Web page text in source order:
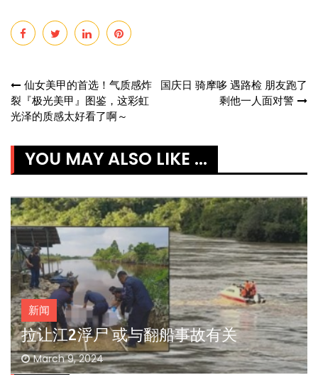
Post
navigation
仙女美甲的首选！气质感炸
裂『极光美甲』图鉴，这彩虹
光泽的质感太好看了啊～
国庆日 骑摩哆 遇路检 朋友跑了
剩他一人面对警
YOU MAY ALSO LIKE ...
新闻
拉让江2浮尸 或与翻船事故有关
March 9, 2024